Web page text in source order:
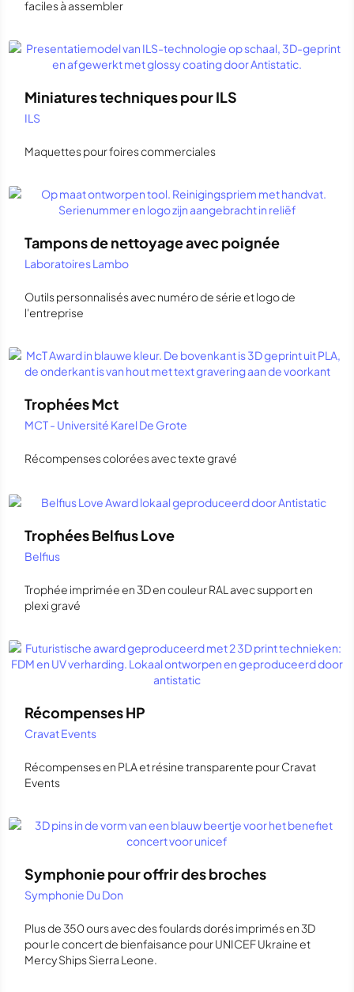
faciles à assembler
Miniatures techniques pour ILS
ILS
Maquettes pour foires commerciales
Tampons de nettoyage avec poignée
Laboratoires Lambo
Outils personnalisés avec numéro de série et logo de
l'entreprise
Trophées Mct
MCT - Université Karel De Grote
Récompenses colorées avec texte gravé
Trophées Belfius Love
Belfius
Trophée imprimée en 3D en couleur RAL avec support en
plexi gravé
Récompenses HP
Cravat Events
Récompenses en PLA et résine transparente pour Cravat
Events
Symphonie pour offrir des broches
Symphonie Du Don
Plus de 350 ours avec des foulards dorés imprimés en 3D
pour le concert de bienfaisance pour UNICEF Ukraine et
Mercy Ships Sierra Leone.